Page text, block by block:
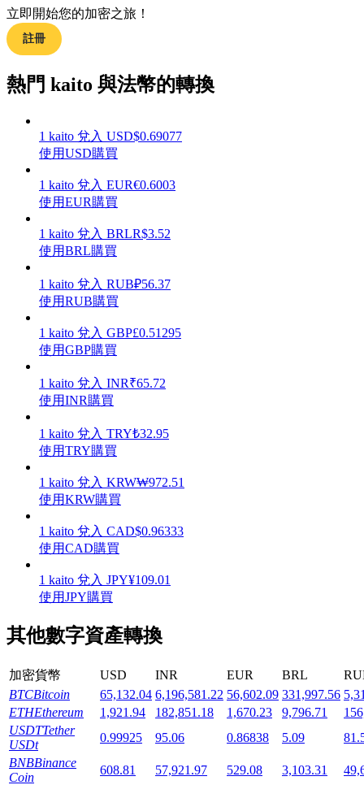
理財
增值寶
使您的資產穩定增值
機槍池
一鍵質押鎖定高收益
活期質押獲得熱門資產
立即開始您的加密之旅！
註冊
熱門 kaito 與法幣的轉換
1 kaito 兌入 USD$0.69077
使用USD購買
1 kaito 兌入 EUR€0.6003
使用EUR購買
1 kaito 兌入 BRLR$3.52
使用BRL購買
1 kaito 兌入 RUB₽56.37
使用RUB購買
1 kaito 兌入 GBP£0.51295
使用GBP購買
1 kaito 兌入 INR₹65.72
使用INR購買
1 kaito 兌入 TRY₺32.95
使用TRY購買
1 kaito 兌入 KRW₩972.51
使用KRW購買
1 kaito 兌入 CAD$0.96333
使用CAD購買
1 kaito 兌入 JPY¥109.01
使用JPY購買
其他數字資產轉換
加密貨幣 USD INR EUR BRL
BTCBitcoin 65,132.04 6,196,581.22 56,602.09 331,997.56
ETHEthereum 1,921.94 182,851.18 1,670.23 9,796.71
USDTTether
USDt
0.99925 95.06 0.86838 5.09
BNBBinance
Coin
608.81 57,921.97 529.08 3,103.31